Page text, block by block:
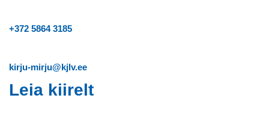
+372 5864 3185
kirju-mirju@kjlv.ee
Leia kiirelt